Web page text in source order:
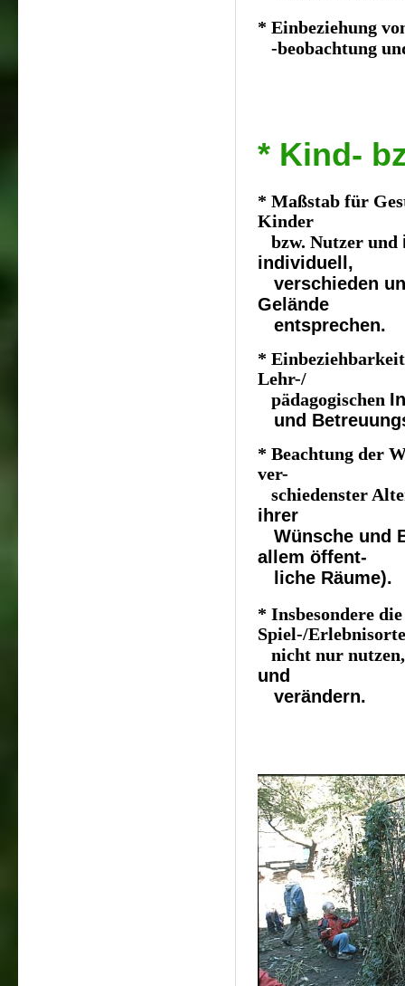
* Einbeziehung
-beobachtung
* Kind-
* Maßstab für
Kinder
bzw. Nutzer und
individuell,
verschieden
Gelände
entsprechen.
*
Lehr-/
pädagogischen
und
* Beachtung der
ver-
schiedenster
ihrer
Wünsche und
allem öffent-
liche Räume).
* Insbesondere
Spiel-/Erlebnisorte
nicht nur
und
verändern.